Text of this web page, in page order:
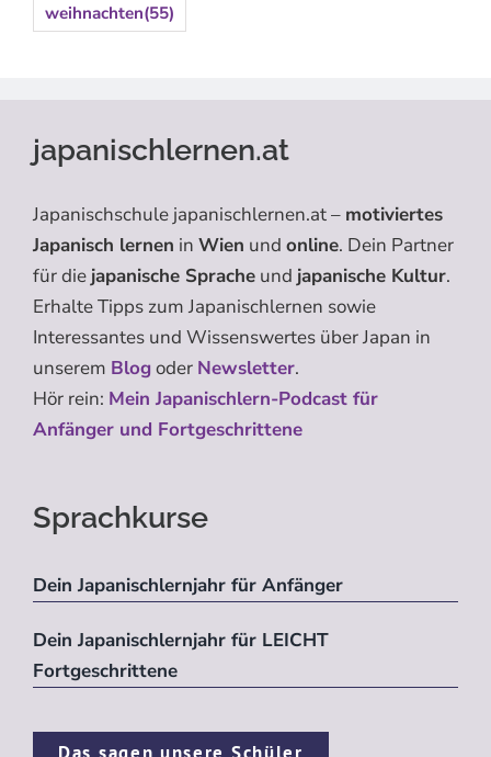
weihnachten(55)
japanischlernen.at
Japanischschule japanischlernen.at – motiviertes
Japanisch lernen in Wien und online. Dein Partner
für die japanische Sprache und japanische Kultur.
Erhalte Tipps zum Japanischlernen sowie
Interessantes und Wissenswertes über Japan in
unserem Blogoder Newsletter.
Hör rein: Mein Japanischlern-Podcast für
Anfänger und Fortgeschrittene
Sprachkurse
Dein Japanischlernjahr für Anfänger
Dein Japanischlernjahr für LEICHT
Fortgeschrittene